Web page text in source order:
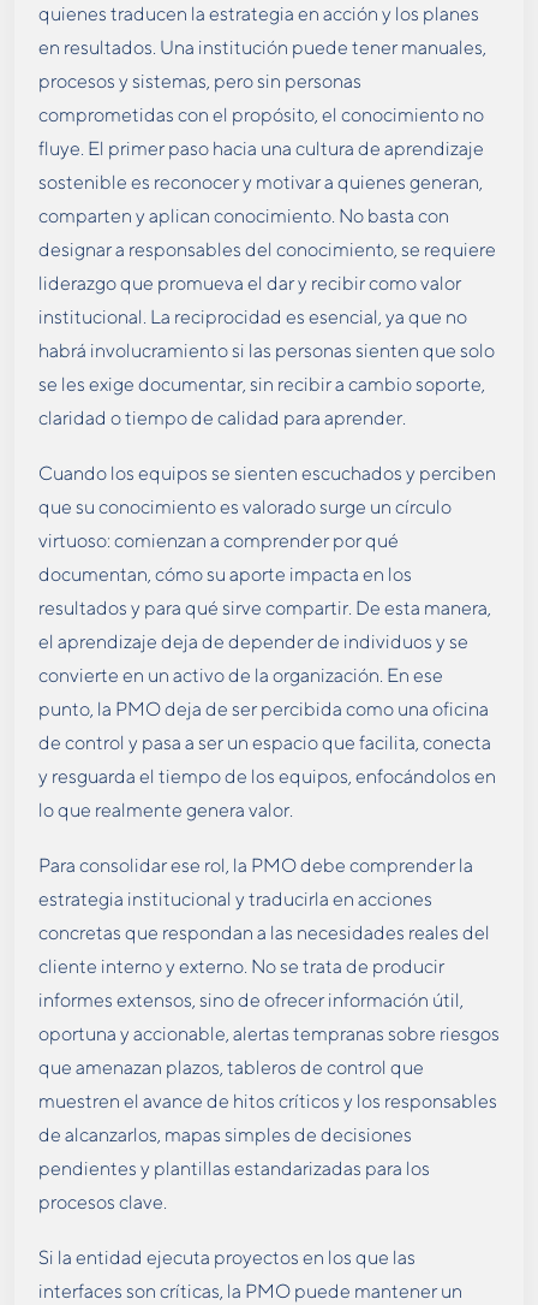
quienes traducen la estrategia en acción y los planes
en resultados. Una institución puede tener manuales,
procesos y sistemas, pero sin personas
comprometidas con el propósito, el conocimiento no
fluye. El primer paso hacia una cultura de aprendizaje
sostenible es reconocer y motivar a quienes generan,
comparten y aplican conocimiento. No basta con
designar a responsables del conocimiento, se requiere
liderazgo que promueva el dar y recibir como valor
institucional. La reciprocidad es esencial, ya que no
habrá involucramiento si las personas sienten que solo
se les exige documentar, sin recibir a cambio soporte,
claridad o tiempo de calidad para aprender.
Cuando los equipos se sienten escuchados y perciben
que su conocimiento es valorado surge un círculo
virtuoso: comienzan a comprender por qué
documentan, cómo su aporte impacta en los
resultados y para qué sirve compartir. De esta manera,
el aprendizaje deja de depender de individuos y se
convierte en un activo de la organización. En ese
punto, la PMO deja de ser percibida como una oficina
de control y pasa a ser un espacio que facilita, conecta
y resguarda el tiempo de los equipos, enfocándolos en
lo que realmente genera valor.
Para consolidar ese rol, la PMO debe comprender la
estrategia institucional y traducirla en acciones
concretas que respondan a las necesidades reales del
cliente interno y externo. No se trata de producir
informes extensos, sino de ofrecer información útil,
oportuna y accionable, alertas tempranas sobre riesgos
que amenazan plazos, tableros de control que
muestren el avance de hitos críticos y los responsables
de alcanzarlos, mapas simples de decisiones
pendientes y plantillas estandarizadas para los
procesos clave.
Si la entidad ejecuta proyectos en los que las
interfaces son críticas, la PMO puede mantener un